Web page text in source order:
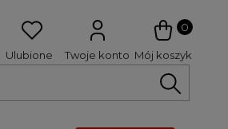
0
Mój koszyk
Twoje konto
Ulubione